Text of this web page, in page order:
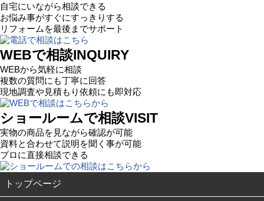
自宅にいながら相談できる
お悩み事がすぐにすっきりする
リフォームを最後までサポート
WEBで相談INQUIRY
WEBから気軽に相談
複数の質問にも丁寧に回答
現地調査や見積もり依頼にも即対応
ショールームで相談VISIT
実物の商品を見ながら確認が可能
資料と合わせて説明を聞く事が可能
プロに直接相談できる
トップページ